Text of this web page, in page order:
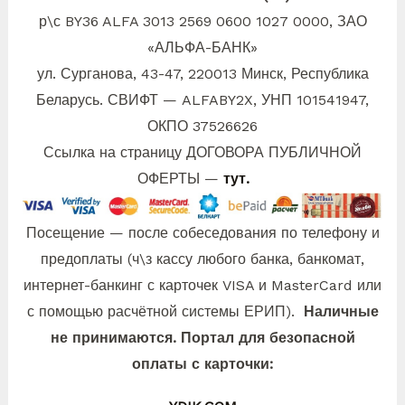
р\с BY36 ALFA 3013 2569 0600 1027 0000, ЗАО
«АЛЬФА-БАНК»
ул. Сурганова, 43-47, 220013 Минск, Республика
Беларусь. СВИФТ — ALFABY2X, УНП 101541947,
ОКПО 37526626
Ссылка на страницу ДОГОВОРА ПУБЛИЧНОЙ
ОФЕРТЫ — тут.
Посещение — после собеседования по телефону и
предоплаты (ч\з кассу любого банка, банкомат,
интернет-банкинг с карточек VISA и MasterCard или
с помощью расчётной системы ЕРИП). Наличные
не принимаются. Портал для безопасной
оплаты с карточки: